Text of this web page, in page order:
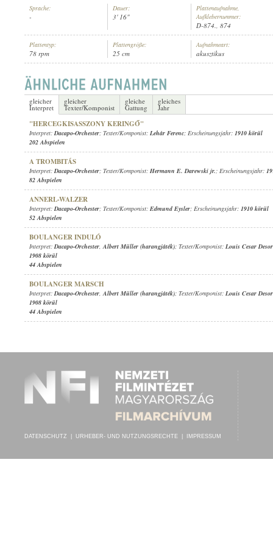
Sprache:
-
Dauer:
3' 16"
Plattenaufnahme,
Aufklebernummer:
D-874., 874
Plattentyp:
78 rpm
Plattengröße:
25 cm
Aufnahmeart:
akusztikus
gleicher
Interpret
gleicher
Texter/Komponist
gleiche
Gattung
gleiches
Jahr
"HERCEGKISASSZONY KERINGŐ"
Interpret:Dacapo-Orchester; Texter/Komponist: Lehár Ferenc; Erscheinungsjahr: 1910 körül
202 Abspielen
A TROMBITÁS
Interpret:Dacapo-Orchester; Texter/Komponist: Hermann E. Darewski jr.; Erscheinungsjahr:
82 Abspielen
ANNERL-WALZER
Interpret:Dacapo-Orchester; Texter/Komponist: Edmund Eysler; Erscheinungsjahr: 1910 körül
52 Abspielen
BOULANGER INDULÓ
Interpret:Dacapo-Orchester,Albert Müller (harangjáték); Texter/Komponist: Louis Cesar
1908 körül
44 Abspielen
BOULANGER MARSCH
Interpret:Dacapo-Orchester,Albert Müller (harangjáték); Texter/Komponist: Louis Cesar
1908 körül
44 Abspielen
DATENSCHUTZ URHEBER- UND NUTZUNGSRECHTE IMPRESSUM